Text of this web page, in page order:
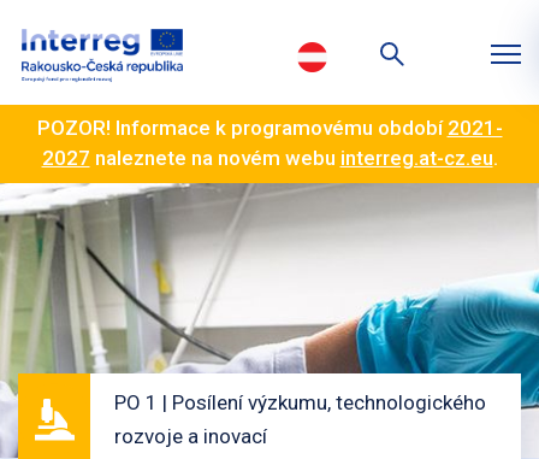
POZOR! Informace k programovému období 2021-
2027 naleznete na novém webu interreg.at-cz.eu.
PO 1 | Posílení výzkumu, technologického
rozvoje a inovací